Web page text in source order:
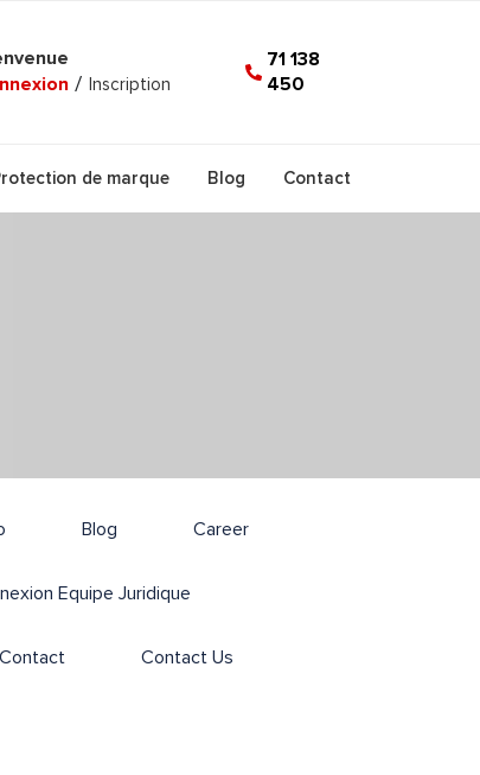
/ Inscription
71 138
450
de marque Blog Contact
Blog Career
Equipe Juridique
Contact Contact Us